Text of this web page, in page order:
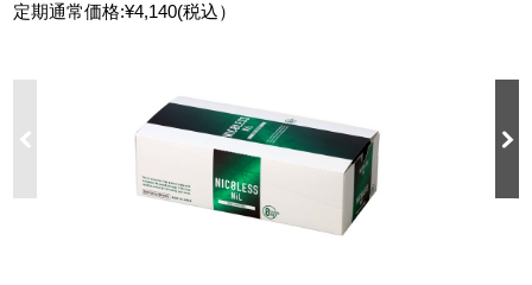
定期通常価格:¥4,140(税込）